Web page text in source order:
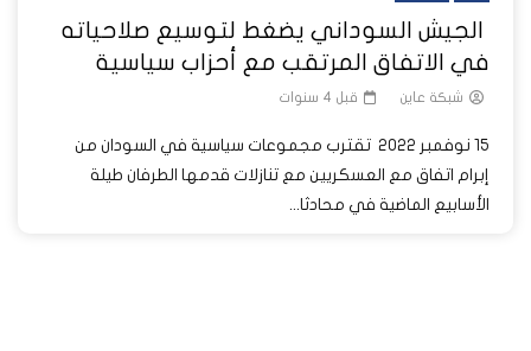
الجيش السوداني يضغط لتوسيع صلاحياته
في الاتفاق المرتقب مع أحزاب سياسية
شبكة عاين قبل 4 سنوات
15 نوفمبر 2022 تقترب مجموعات سياسية في السودان من
إبرام اتفاق مع العسكريين مع تنازلات قدمها الطرفان طيلة
الأسابيع الماضية في محادثا...